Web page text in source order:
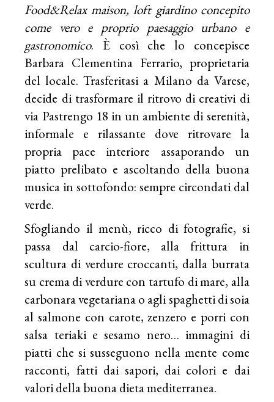
Food&Relax maison, loft giardino concepito
come vero e proprio paesaggio urbano e
gastronomico. È così che lo concepisce
Barbara Clementina Ferrario, proprietaria
del locale. Trasferitasi a Milano da Varese,
decide di trasformare il ritrovo di creativi di
via Pastrengo 18 in un ambiente di serenità,
informale e rilassante dove ritrovare la
propria pace interiore assaporando un
piatto prelibato e ascoltando della buona
musica in sottofondo: sempre circondati dal
verde.
Sfogliando il menù, ricco di fotografie, si
passa dal carcio-fiore, alla frittura in
scultura di verdure croccanti, dalla burrata
su crema di verdure con tartufo di mare, alla
carbonara vegetariana o agli spaghetti di soia
al salmone con carote, zenzero e porri con
salsa teriaki e sesamo nero… immagini di
piatti che si susseguono nella mente come
racconti, fatti dai sapori, dai colori e dai
valori della buona dieta mediterranea.